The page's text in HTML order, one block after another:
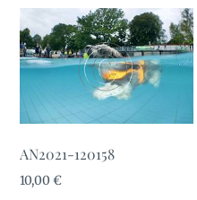
AN2021-120158
10,00€